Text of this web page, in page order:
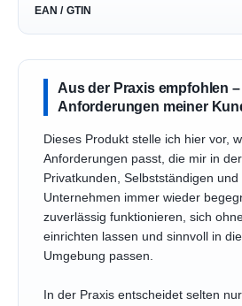
EAN / GTIN
Aus der Praxis empfohlen
Anforderungen meiner
Dieses Produkt stelle ich hier vor,
Anforderungen passt, die mir in
Privatkunden, Selbstständigen und
Unternehmen immer wieder
zuverlässig funktionieren, sich
einrichten lassen und sinnvoll in
Umgebung passen.
In der Praxis entscheidet selten